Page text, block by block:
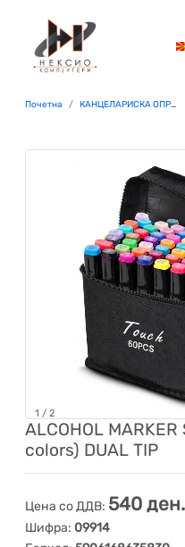
Почетна КАНЦЕЛАРИСКА ОПРЕМА
1 / 2
ALCOHOL
colors) DUAL TIP
Цена со ДДВ: 540 ден.
Шифра: 09914